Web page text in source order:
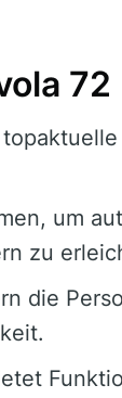
72
um
zu
die